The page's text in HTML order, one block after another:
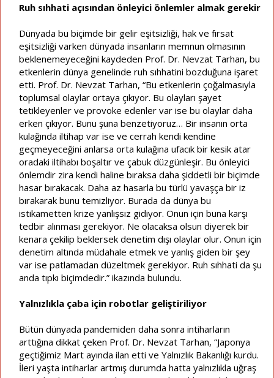
Ruh sıhhati açısından önleyici önlemler almak gerekir
Dünyada bu biçimde bir gelir eşitsizliği, hak ve fırsat
eşitsizliği varken dünyada insanların memnun olmasının
beklenemeyeceğini kaydeden Prof. Dr. Nevzat Tarhan, bu
etkenlerin dünya genelinde ruh sıhhatini bozduğuna işaret
etti. Prof. Dr. Nevzat Tarhan, “Bu etkenlerin çoğalmasıyla
toplumsal olaylar ortaya çıkıyor. Bu olayları şayet
tetikleyenler ve provoke edenler var ise bu olaylar daha
erken çıkıyor. Bunu şuna benzetiyoruz… Bir insanın orta
kulağında iltihap var ise ve cerrah kendi kendine
geçmeyeceğini anlarsa orta kulağına ufacık bir kesik atar
oradaki iltihabı boşaltır ve çabuk düzgünleşir. Bu önleyici
önlemdir zira kendi haline bıraksa daha şiddetli bir biçimde
hasar bırakacak. Daha az hasarla bu türlü yavaşça bir iz
bırakarak bunu temizliyor. Burada da dünya bu
istikametten krize yanlışsız gidiyor. Onun için buna karşı
tedbir alınması gerekiyor. Ne olacaksa olsun diyerek bir
kenara çekilip beklersek denetim dışı olaylar olur. Onun için
denetim altında müdahale etmek ve yanlış giden bir şey
var ise patlamadan düzeltmek gerekiyor. Ruh sıhhati da şu
anda tıpkı biçimdedir.” ikazında bulundu.
Yalnızlıkla çaba için robotlar geliştiriliyor
Bütün dünyada pandemiden daha sonra intiharların
arttığına dikkat çeken Prof. Dr. Nevzat Tarhan, “Japonya
geçtiğimiz Mart ayında ilan etti ve Yalnızlık Bakanlığı kurdu.
İleri yaşta intiharlar artmış durumda hatta yalnızlıkla uğraş